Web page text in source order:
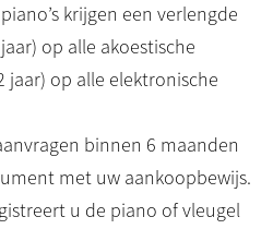
krijgen een verlengde
op alle akoestische
jaar) op alle elektronische
binnen 6 maanden
met uw aankoopbewijs.
u de piano of vleugel